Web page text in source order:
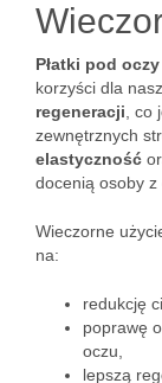
Płatki pod oczy
korzyści dla
regeneracji ,
zewnętrznych
elastyczność
docenią osoby z
Wieczorne
na:
redukcję
poprawę
oczu,
lepszą